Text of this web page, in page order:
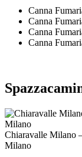
Canna
Canna
Canna
Canna
Chiaravalle Milano
Milano